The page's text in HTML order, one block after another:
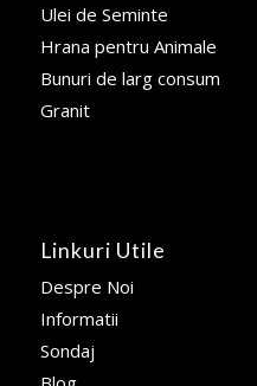
Ulei de Seminte
Hrana pentru Animale
Bunuri de larg consum
Granit
Linkuri Utile
Despre Noi
Informatii
Sondaj